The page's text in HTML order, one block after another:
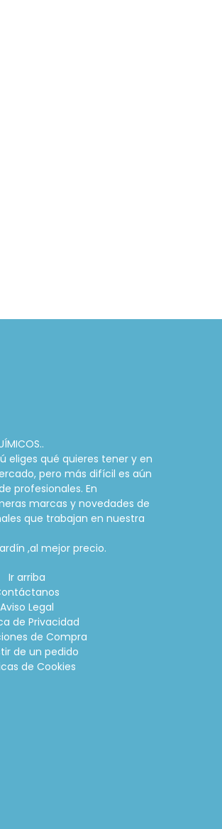
eliges qué quieres tener y en
pero más difícil es aún
profesionales. En
marcas y novedades de
que trabajan en nuestra
,al mejor precio.
Ir arriba
Aviso Legal
de Privacidad
de Compra
de un pedido
de Cookies